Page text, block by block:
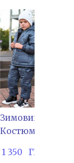
Зимовий
Костюм "ЕВГ-
1 350   ГРН